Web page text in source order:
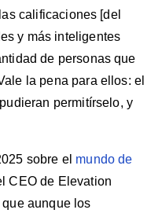
calificaciones [del
y más inteligentes
de personas que
la pena para ellos: el
permitírselo, y
sobre el mundo de
CEO de Elevation
aunque los